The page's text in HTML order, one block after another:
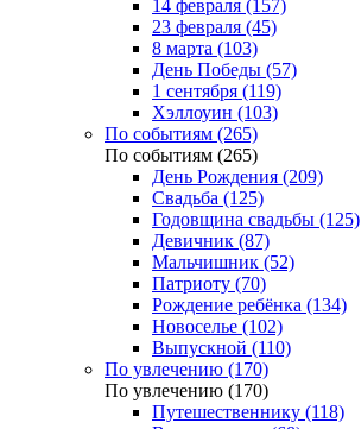
14 февраля (157)
23 февраля (45)
8 марта (103)
День Победы (57)
1 сентября (119)
Хэллоуин (103)
По событиям (265)
По событиям (265)
День Рождения (209)
Свадьба (125)
Годовщина свадьбы (125)
Девичник (87)
Мальчишник (52)
Патриоту (70)
Рождение ребёнка (134)
Новоселье (102)
Выпускной (110)
По увлечению (170)
По увлечению (170)
Путешественнику (118)